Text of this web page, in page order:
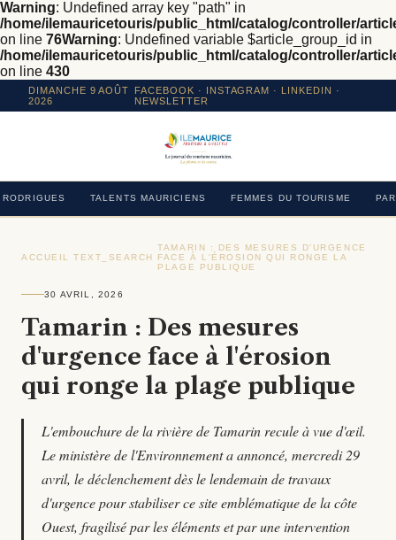
Warning: Undefined array key "path" in
/home/ilemauricetouris/public_html/catalog/controller/
on line 76Warning: Undefined variable $article_group_id in
/home/ilemauricetouris/public_html/catalog/controller/
on line 430
DIMANCHE 9 AOÛT
2026
FACEBOOK · INSTAGRAM · LINKEDIN ·
NEWSLETTER
RODRIGUES TALENTS MAURICIENS FEMMES DU TOURISME
ACCUEIL ›TEXT_SEARCH
TAMARIN : DES MESURES D'URGENCE
FACE À L'ÉROSION QUI RONGE LA
PLAGE PUBLIQUE
30 AVRIL, 2026
Tamarin : Des mesures
d'urgence face à l'érosion
qui ronge la plage publique
L'embouchure de la rivière de Tamarin recule à vue d'œil.
Le ministère de l'Environnement a annoncé, mercredi 29
avril, le déclenchement dès le lendemain de travaux
d'urgence pour stabiliser ce site emblématique de la côte
Ouest, fragilisé par les éléments et par une intervention